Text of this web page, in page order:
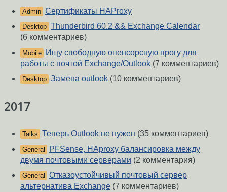
Admin Сертификаты HAProxy
Desktop Thunderbird 60.2 && Exchange Calendar
(6 комментариев)
Mobile
Ищу свободную опенсорсную прогу для
работы с почтой Exchange/Outlook (7 комментариев)
Desktop Замена outlook (10 комментариев)
2017
Talks Теперь Outlook не нужен (35 комментариев)
General
PFSense, HAproxy балансировка между
двумя почтовыми серверами (2 комментария)
General Отказоустойчивый почтовый сервер
альтернатива Exchange (7 комментариев)